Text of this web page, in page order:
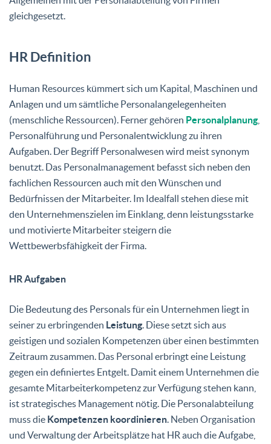
gleichgesetzt.
HR Definition
Human Resources kümmert sich um Kapital, Maschinen und
Anlagen und um sämtliche Personalangelegenheiten
(menschliche Ressourcen). Ferner gehören Personalplanung,
Personalführung und Personalentwicklung zu ihren
Aufgaben. Der Begriff Personalwesen wird meist synonym
benutzt. Das Personalmanagement befasst sich neben den
fachlichen Ressourcen auch mit den Wünschen und
Bedürfnissen der Mitarbeiter. Im Idealfall stehen diese mit
den Unternehmenszielen im Einklang, denn leistungsstarke
und motivierte Mitarbeiter steigern die
Wettbewerbsfähigkeit der Firma.
HR Aufgaben
Die Bedeutung des Personals für ein Unternehmen liegt in
seiner zu erbringenden Leistung. Diese setzt sich aus
geistigen und sozialen Kompetenzen über einen bestimmten
Zeitraum zusammen. Das Personal erbringt eine Leistung
gegen ein definiertes Entgelt. Damit einem Unternehmen die
gesamte Mitarbeiterkompetenz zur Verfügung stehen kann,
ist strategisches Management nötig. Die Personalabteilung
muss die Kompetenzen koordinieren. Neben Organisation
und Verwaltung der Arbeitsplätze hat HR auch die Aufgabe,